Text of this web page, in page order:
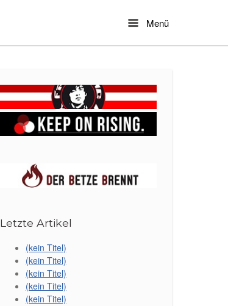
MenuMenü
Letzte Artikel
(kein Titel)
(kein Titel)
(kein Titel)
(kein Titel)
(kein Titel)